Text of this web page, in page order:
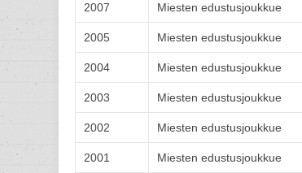
2007 Miesten edustusjoukkue
2005 Miesten edustusjoukkue
2004 Miesten edustusjoukkue
2003 Miesten edustusjoukkue
2002 Miesten edustusjoukkue
2001 Miesten edustusjoukkue